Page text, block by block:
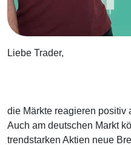
Liebe Trader,
die Märkte reagieren positiv
Auch am deutschen Markt
trendstarken Aktien neue